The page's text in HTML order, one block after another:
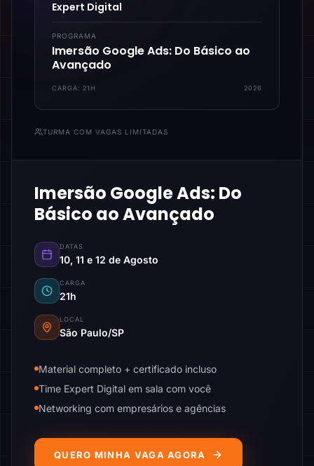
Expert Digital
PROGRAMA
Imersão Google Ads: Do Básico ao
Avançado
CARGA: 21H 2026
TURMA COM VAGAS LIMITADAS
Imersão Google Ads: Do
Básico ao Avançado
DATAS
10, 11 e 12 de Agosto
CARGA
21h
LOCAL
São Paulo/SP
Material completo + certificado incluso
Time Expert Digital em sala com você
Networking com empresários e agências
QUERO MINHA VAGA AGORA